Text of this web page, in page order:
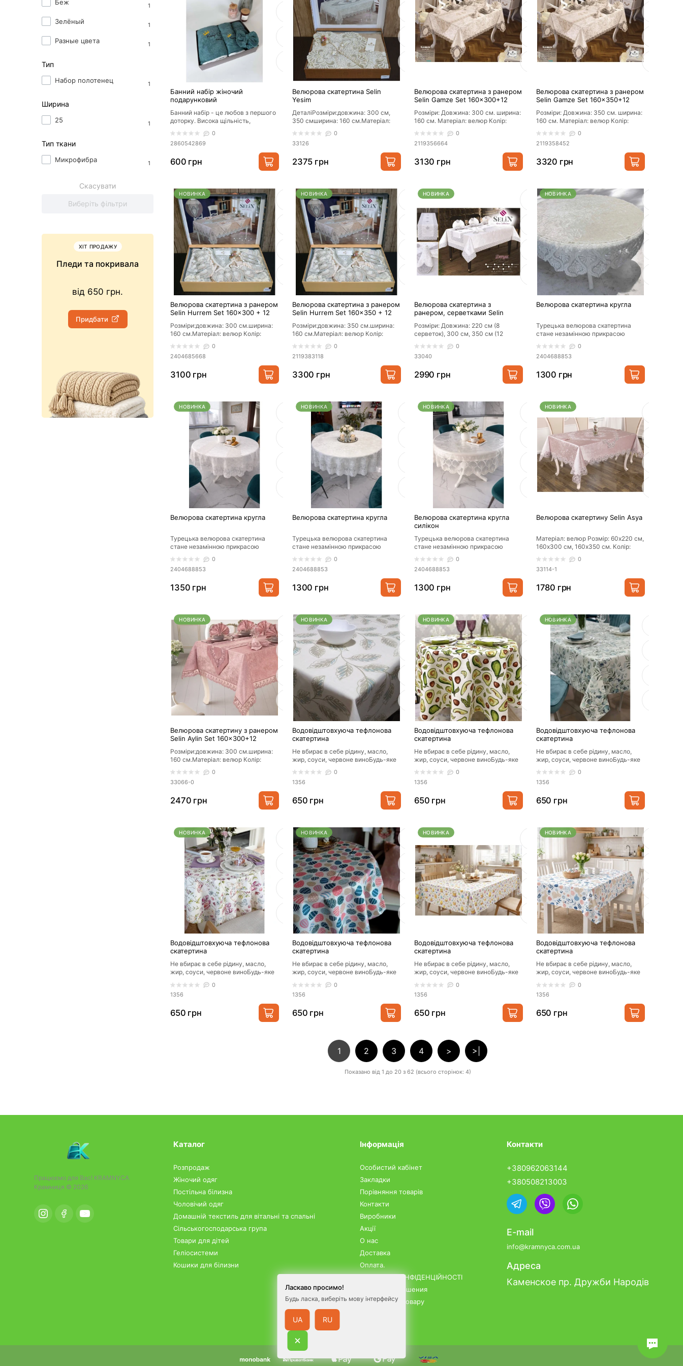
Ласкаво просимо!
Будь ласка, виберіть мову інтерфейсу
UA RU
Беж 1
Зелёный 1
Разные цвета 1
Тип
Набор полотенец 1
Ширина
25 1
Тип ткани
Микрофибра 1
Скасувати
Виберіть фільтри
ХІТ ПРОДАЖУ
Пледи та покривала
від 650 грн.
Придбати
НОВИНКА
Простирадла
від 779 грн.
ПОПУЛЯРНИЙ
Килимки приліжкові
від 600 грн.
АКЦІЙНА ЦІНА
Одеяла та подушки
Подивитись
Банний набір жіночий
подарунковий
Банний набір - це любов з першого
доторку. Висока щільність,
0
2860542869
600 грн
Велюрова скатертина Selin
Yesim
ДеталіРозміри:довжина: 300 см,
350 смширина: 160 см.Матеріал:
прямок..
0
33126
2375 грн
Велюрова скатертина з ранером
Selin Gamze Set 160×300+12
Розміри: Довжина: 300 см. ширина:
160 см. Матеріал: велюр Колір:
0
2119356664
3130 грн
Велюрова скатертина з ранером
Selin Gamze Set 160×350+12
Розміри: Довжина: 350 см. ширина:
160 см. Матеріал: велюр Колір:
0
2119358452
3320 грн
НОВИНКА
Велюрова скатертина з ранером
Selin Hurrem Set 160×300 + 12
Розміри:довжина: 300 см.ширина:
160 см.Матеріал: велюр Колір:
прямокутнаОсобливос..
0
2404685668
3100 грн
НОВИНКА
Велюрова скатертина з ранером
Selin Hurrem Set 160×350 + 12
Розміри:довжина: 350 см.ширина:
160 см.Матеріал: велюр Колір:
прямокутн..
0
2119383118
3300 грн
НОВИНКА
Велюрова скатертина з
ранером, серветками Selin
Розміри: Довжина: 220 см (8
серветок), 300 см, 350 см (12
Матеріал: ві.. 0
33040
2990 грн
НОВИНКА
Велюрова скатертина кругла
Турецька велюрова скатертина
стане незамінною прикрасою
Скатертина.. 0
2404688853
1300 грн
НОВИНКА
Велюрова скатертина кругла
Турецька велюрова скатертина
стане незамінною прикрасою
Скатертина.. 0
2404688853
1350 грн
НОВИНКА
Велюрова скатертина кругла
Турецька велюрова скатертина
стане незамінною прикрасою
Скатертина.. 0
2404688853
1300 грн
НОВИНКА
Велюрова скатертина кругла
силікон
Турецька велюрова скатертина
стане незамінною прикрасою
Скатертина.. 0
2404688853
1300 грн
НОВИНКА
Велюрова скатертину Selin Asya
Матеріал: велюр Розмір: 60х220 см,
160х300 см, 160х350 см. Колір:
0
33114-1
1780 грн
НОВИНКА
Велюрова скатертину з ранером
Selin Aylin Set 160×300+12
Розміри:довжина: 300 см.ширина:
160 см.Матеріал: велюр Колір:
прямокутн..
0
33066-0
2470 грн
НОВИНКА
Водовідштовхуюча тефлонова
скатертина
Не вбирає в себе рідину, масло,
жир, соуси, червоне виноБудь-яке
ганчіркою/..
0
1356
650 грн
НОВИНКА
Водовідштовхуюча тефлонова
скатертина
Не вбирає в себе рідину, масло,
жир, соуси, червоне виноБудь-яке
ганчіркою/..
0
1356
650 грн
НОВИНКА
Водовідштовхуюча тефлонова
скатертина
Не вбирає в себе рідину, масло,
жир, соуси, червоне виноБудь-яке
ганчіркою/..
0
1356
650 грн
НОВИНКА
Водовідштовхуюча тефлонова
скатертина
Не вбирає в себе рідину, масло,
жир, соуси, червоне виноБудь-яке
ганчіркою/..
0
1356
650 грн
НОВИНКА
Водовідштовхуюча тефлонова
скатертина
Не вбирає в себе рідину, масло,
жир, соуси, червоне виноБудь-яке
ганчіркою/..
0
1356
650 грн
НОВИНКА
Водовідштовхуюча тефлонова
скатертина
Не вбирає в себе рідину, масло,
жир, соуси, червоне виноБудь-яке
ганчіркою/..
0
1356
650 грн
НОВИНКА
Водовідштовхуюча тефлонова
скатертина
Не вбирає в себе рідину, масло,
жир, соуси, червоне виноБудь-яке
ганчіркою/..
0
1356
650 грн
1 2 3 4 > >|
Показано від 1 до 20 з 62 (всього сторінок: 4)
Працюємо для Вас! KRAMNYCA
Крамниця © 2026
Каталог
Розпродаж
Жіночий одяг
Постільна білизна
Чоловічий одяг
Домашній текстиль для вітальні та спальні
Сільськогосподарська група
Товари для дітей
Геліосистеми
Кошики для білизни
Інформація
Особистий кабінет
Закладки
Порівняння товарів
Контакти
Виробники
Акції
О нас
Доставка
Оплата.
ПОЛІТИКА КОНФІДЕНЦІЙНОСТІ
Условия соглашения
Повернення товару
Контакти
+380962063144
+380508213003
E-mail
info@kramnyca.com.ua
Адреса
Каменское пр. Дружби Народів